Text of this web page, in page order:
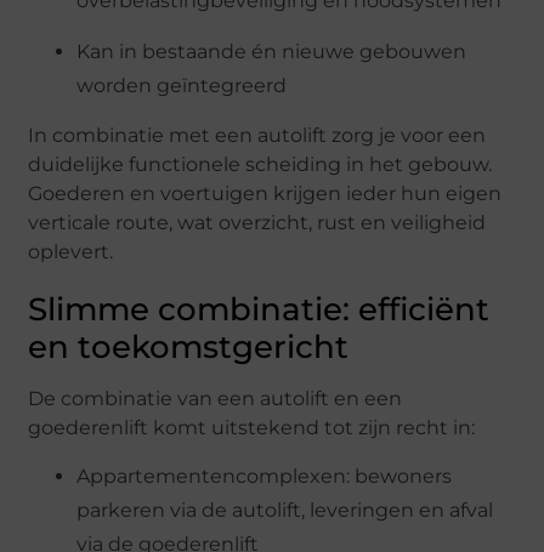
Kan in bestaande én nieuwe gebouwen
worden geïntegreerd
In combinatie met een autolift zorg je voor een
duidelijke functionele scheiding in het gebouw.
Goederen en voertuigen krijgen ieder hun eigen
verticale route, wat overzicht, rust en veiligheid
oplevert.
Slimme combinatie: efficiënt
en toekomstgericht
De combinatie van een autolift en een
goederenlift komt uitstekend tot zijn recht in:
Appartementencomplexen: bewoners
parkeren via de autolift, leveringen en afval
via de goederenlift